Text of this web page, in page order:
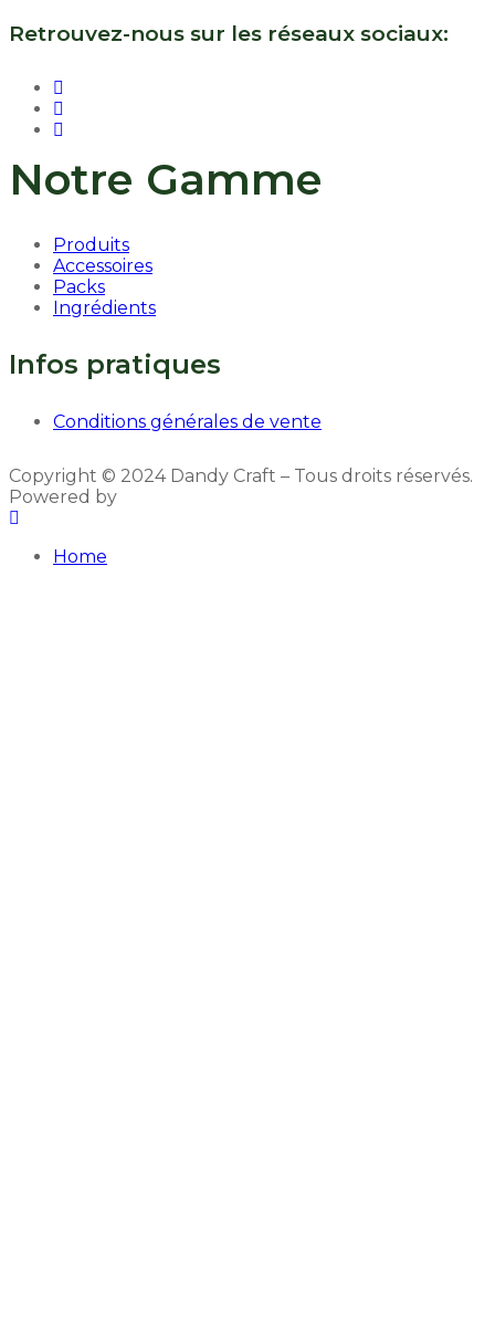
Retrouvez-nous sur les réseaux sociaux:
Notre Gamme
Produits
Accessoires
Packs
Ingrédients
Infos pratiques
Conditions générales de vente
Copyright © 2024 Dandy Craft – Tous droits réservés.
Powered by
Home